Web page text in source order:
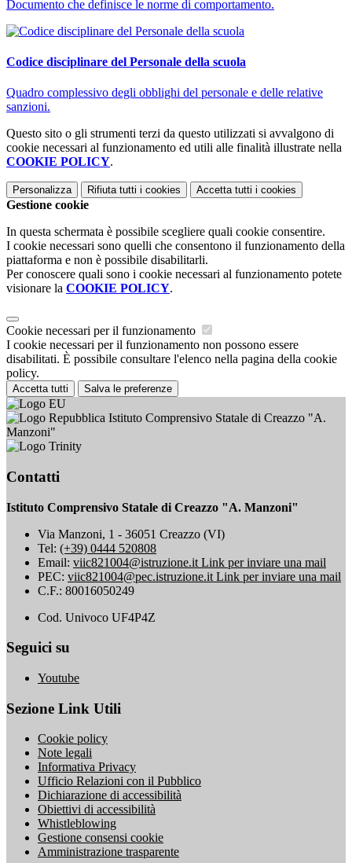
Documento che definisce le norme di comportamento.
Codice disciplinare del Personale della scuola
Quadro complessivo degli obblighi del personale e delle relative
sanzioni.
Questo sito o gli strumenti terzi da questo utilizzati si avvalgono di
cookie necessari al funzionamento ed utili alle finalità illustrate nella
COOKIE POLICY.
Personalizza Rifiuta tutti i cookies Accetta tutti i cookies
Gestione cookie
In questa schermata è possibile scegliere quali cookie consentire.
I cookie necessari sono quelli che consentono il funzionamento della
piattaforma e non è possibile disabilitarli.
Per conoscere quali sono i cookie necessari al funzionamento potete
visionare la COOKIE POLICY.
Cookie necessari per il funzionamento
I cookie necessari per il funzionamento non possono essere
disabilitati. È possibile consultare l'elenco nella pagina della cookie
policy.
Accetta tutti Salva le preferenze
Istituto Comprensivo Statale di Creazzo "A.
Manzoni"
Contatti
Istituto Comprensivo Statale di Creazzo "A. Manzoni"
Via Manzoni, 1 - 36051 Creazzo (VI)
Tel: (+39) 0444 520808
Email: viic821004@istruzione.it Link per inviare una mail
PEC: viic821004@pec.istruzione.it Link per inviare una mail
C.F.: 80016050249
Cod. Univoco UF4P4Z
Seguici su
Youtube
Sezione Link Utili
Cookie policy
Note legali
Informativa Privacy
Ufficio Relazioni con il Pubblico
Dichiarazione di accessibilità
Obiettivi di accessibilità
Whistleblowing
Gestione consensi cookie
Amministrazione trasparente